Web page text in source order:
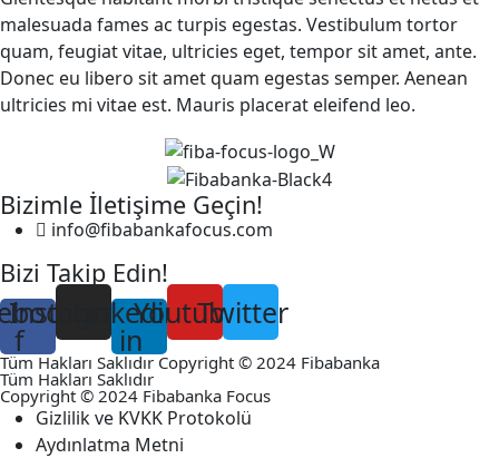
malesuada fames ac turpis egestas. Vestibulum tortor
quam, feugiat vitae, ultricies eget, tempor sit amet, ante.
Donec eu libero sit amet quam egestas semper. Aenean
ultricies mi vitae est. Mauris placerat eleifend leo.
Bizimle İletişime Geçin!
info@fibabankafocus.com
Bizi Takip Edin!
f
InstagramLinkedin-
in
YoutubeTwitter
Tüm Hakları Saklıdır Copyright © 2024 Fibabanka
Tüm Hakları Saklıdır
Copyright © 2024 Fibabanka Focus
Gizlilik ve KVKK Protokolü
Aydınlatma Metni